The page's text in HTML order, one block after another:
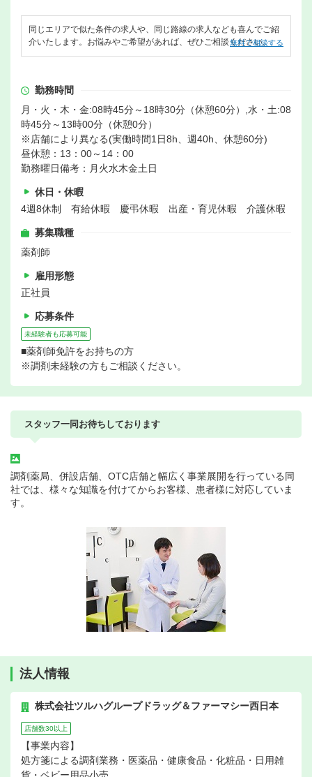
同じエリアで似た条件の求人や、同じ路線の求人なども喜んでご紹
介いたします。お悩みやご希望があれば、ぜひご相談ください。
無料で相談する
勤務時間
月・火・木・金:08時45分～18時30分（休憩60分）,水・土:08
時45分～13時00分（休憩0分）
※店舗により異なる(実働時間1日8h、週40h、休憩60分)
昼休憩：13：00～14：00
勤務曜日備考：月火水木金土日
休日・休暇
4週8休制 有給休暇 慶弔休暇 出産・育児休暇 介護休暇
募集職種
薬剤師
雇用形態
正社員
応募条件
未経験者も応募可能
■薬剤師免許をお持ちの方
※調剤未経験の方もご相談ください。
スタッフ一同お待ちしております
調剤薬局、併設店舗、OTC店舗と幅広く事業展開を行っている同
社では、様々な知識を付けてからお客様、患者様に対応していま
す。
法人情報
株式会社ツルハグループドラッグ＆ファーマシー西日本
店舗数30以上
【事業内容】
処方箋による調剤業務・医薬品・健康食品・化粧品・日用雑